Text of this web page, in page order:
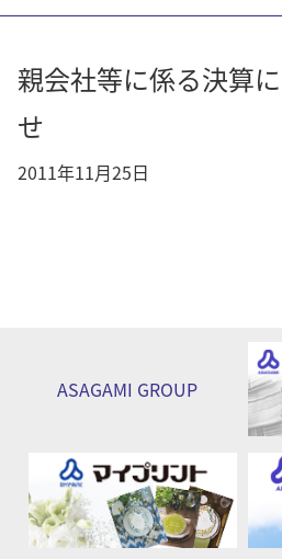
親会社等に係る決算
せ
2011年11月25日
ASAGAMI GROUP